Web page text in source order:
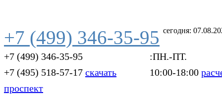
сегодня:
+7 (499) 346-35-95
+7 (499) 346-35-95
+7 (495) 518-57-17 скачать
проспект
:ПН.-ПТ.
10:00-18:00